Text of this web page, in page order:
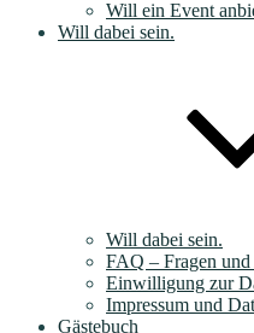
Will ein Event
Will dabei sein.
Will dabei sein.
FAQ – Fragen
Einwilligung zur
Impressum und
Gästebuch